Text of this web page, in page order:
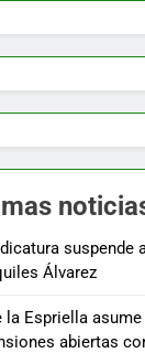
suspende
Álvarez
la Espriella
abiertas